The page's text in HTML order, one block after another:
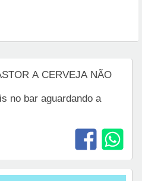
A CERVEJA NÃO
no bar aguardando a